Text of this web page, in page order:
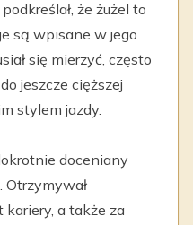
że żużel to
są wpisane w jego
się mierzyć, często
jeszcze cięższej
stylem jazdy.
doceniany
Otrzymywał
kariery, a także za